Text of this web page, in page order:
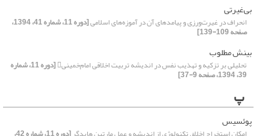
بی‌غیرتی
انحراف در غیرت‌ورزی و پیامدهای آن در آموزه‌های اسلامی [دوره 11، شماره 41، 1394،
صفحه 109-139]
بینش مطلوب
تحلیلی بر تزکیه و تهذیب نفس در اندیشه تربیت اخلاقی امام‌خمینی [دوره 11، شماره
39، 1394، صفحه 9-37]
پ
پوئسیس